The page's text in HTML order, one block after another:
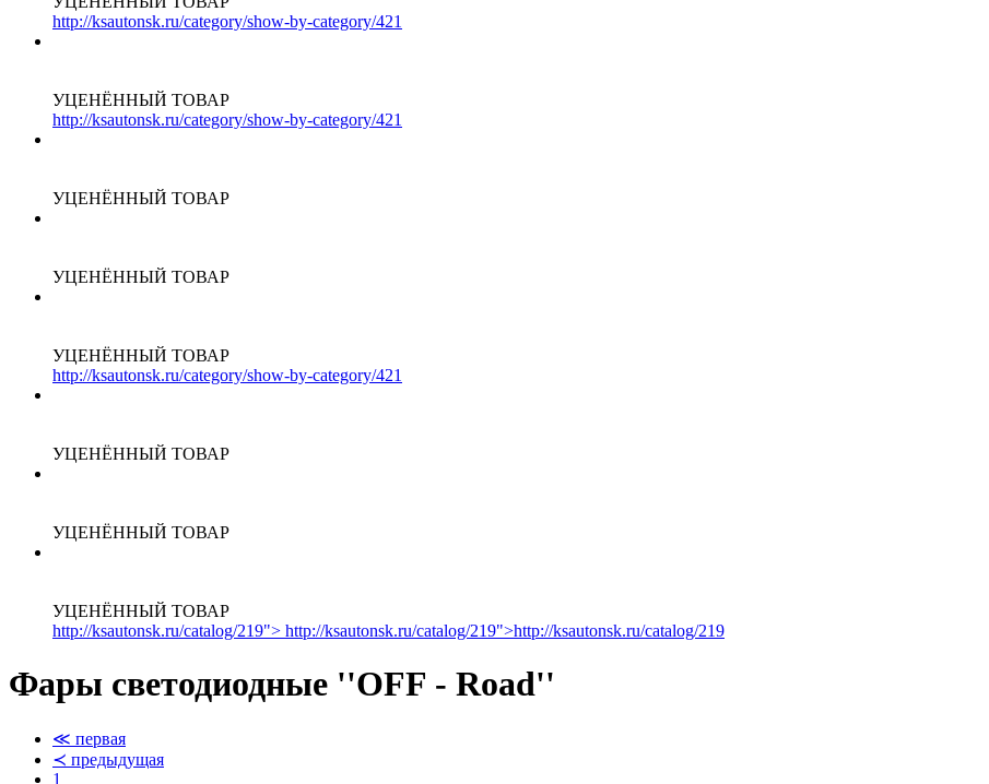
http://ksautonsk.ru/category/show-by-category/421
УЦЕНЁННЫЙ ТОВАР
http://ksautonsk.ru/category/show-by-category/421
УЦЕНЁННЫЙ ТОВАР
УЦЕНЁННЫЙ ТОВАР
УЦЕНЁННЫЙ ТОВАР
http://ksautonsk.ru/category/show-by-category/421
УЦЕНЁННЫЙ ТОВАР
УЦЕНЁННЫЙ ТОВАР
УЦЕНЁННЫЙ ТОВАР
http://ksautonsk.ru/catalog/219"> http://ksautonsk.ru/catalog/219">http://ksautonsk.ru/catalog/219
Фары светодиодные ''OFF - Road''
≪ первая
≺ предыдущая
1